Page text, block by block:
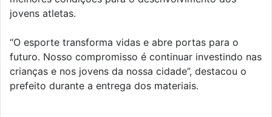
jovens atletas.
“O esporte transforma vidas e abre portas para o
futuro. Nosso compromisso é continuar investindo nas
crianças e nos jovens da nossa cidade”, destacou o
prefeito durante a entrega dos materiais.